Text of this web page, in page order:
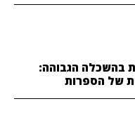
בהשכלה הגבוהה:
של הספרות